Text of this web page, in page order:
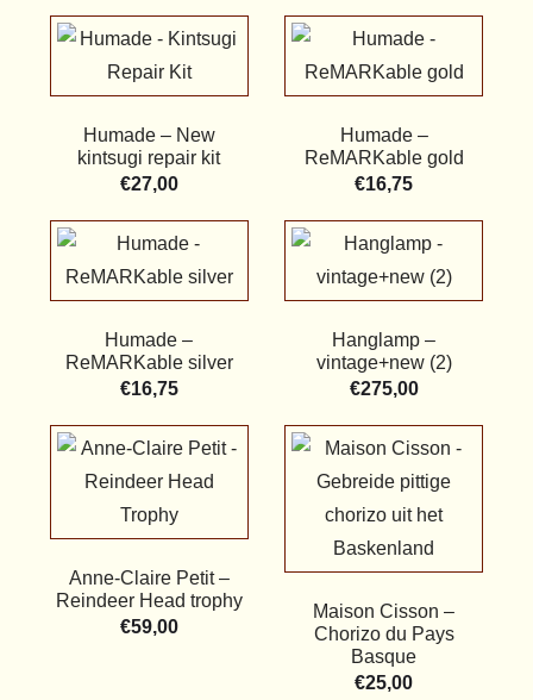
Humade – New
kintsugi repair kit
€27,00
Humade –
ReMARKable gold
€16,75
Humade –
ReMARKable silver
€16,75
Hanglamp –
vintage+new (2)
€275,00
Anne-Claire Petit –
Reindeer Head trophy
€59,00
Maison Cisson –
Chorizo du Pays
Basque
€25,00